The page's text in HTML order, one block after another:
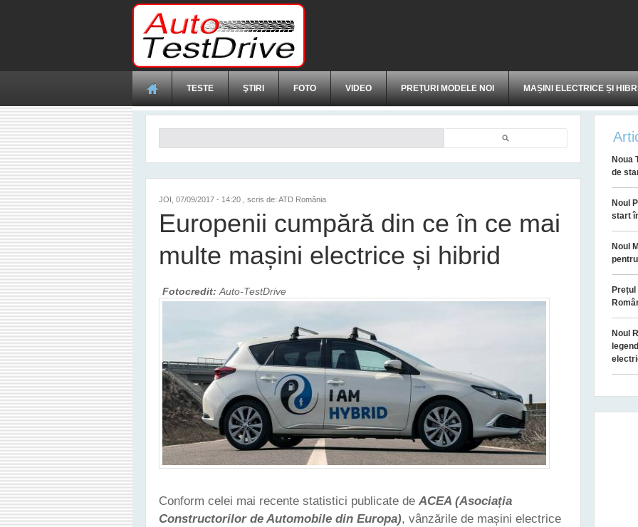
TESTE ŞTIRI FOTO VIDEO PREȚURI MODELE NOI MAȘINI ELECTRICE ȘI
JOI, 07/09/2017 - 14:20 , scris de: ATD România
Europenii cumpără din ce în ce mai
multe mașini electrice și hibrid
Fotocredit: Auto-TestDrive
Conform celei mai recente statistici publicate de ACEA (Asociația
Constructorilor de Automobile din Europa), vânzările de mașini electrice
Noua
de
Noul
start
Noul
Noul